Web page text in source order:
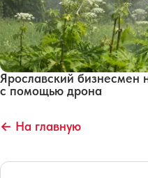
Ярославский бизнесмен
с помощью дрона
← На главную